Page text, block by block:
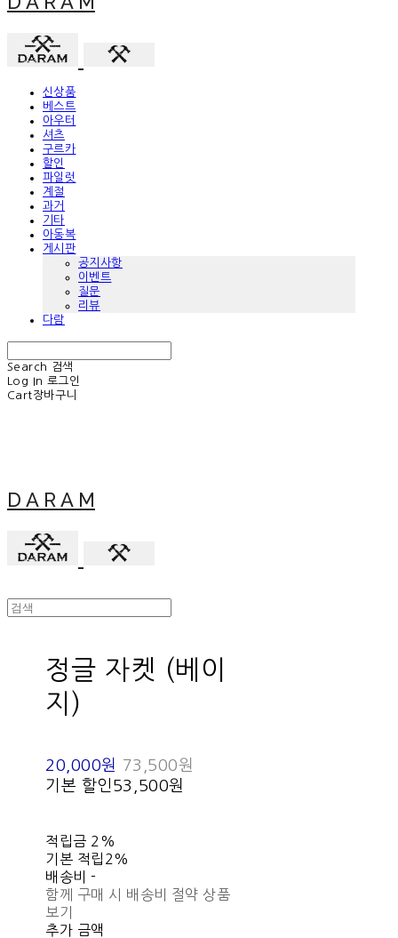
신상품
베스트
아우터
셔츠
구르카
할인
파일럿
계절
과거
기타
아동복
게시판
공지사항
이벤트
질문
리뷰
다람
Search
검색
Log In 로그인
Cart장바구니
D A R A M
정글 자켓 (베이
지)
20,000원 73,500원
기본 할인 53,500원
적립금 2%
기본 적립 2%
배송비-
함께 구매 시 배송비 절약 상품
보기
추가 금액